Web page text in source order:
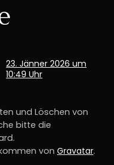
23. Jänner 2026 um
10:49 Uhr
und Löschen von
bitte die
von Gravatar.